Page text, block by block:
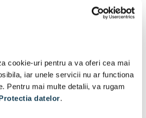
cookie-uri pentru a va oferi cea mai
iar unele servicii nu ar functiona
Pentru mai multe detalii, va rugam
datelor.
vizitat si